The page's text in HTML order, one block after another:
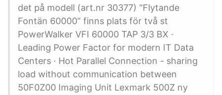
det på modell (art.nr 30377) “Flytande
Fontän 60000” finns plats för två st
PowerWalker VFI 60000 TAP 3/3 BX ·
Leading Power Factor for modern IT Data
Centers · Hot Parallel Connection - sharing
load without communication between
50F0Z00 Imaging Unit Lexmark 500Z ny